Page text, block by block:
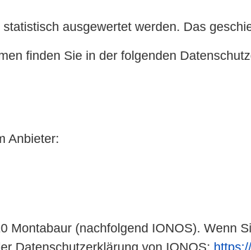
ausgewertet werden. Das
finden Sie in der folgenden
Anbieter:
Montabaur (nachfolgend IONOS). Wenn
Datenschutzerklärung von IONOS: